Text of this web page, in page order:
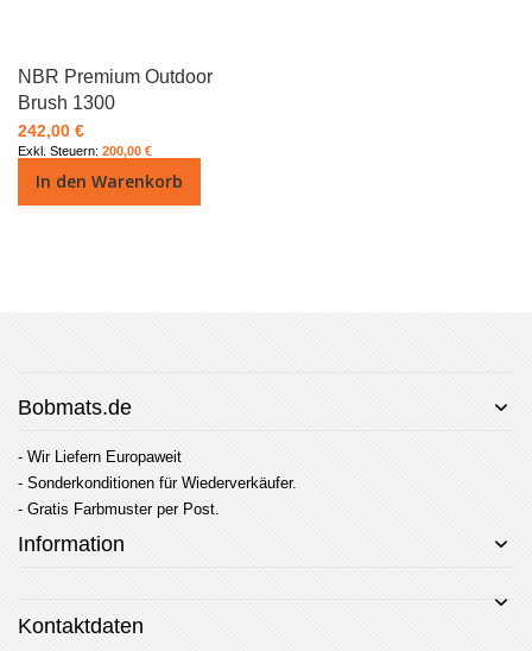
NBR Premium Outdoor
Brush 1300
242,00 €
200,00 €
In den Warenkorb
Bobmats.de
- Wir Liefern Europaweit
- Sonderkonditionen für Wiederverkäufer.
- Gratis Farbmuster per Post.
Information
Kontaktdaten